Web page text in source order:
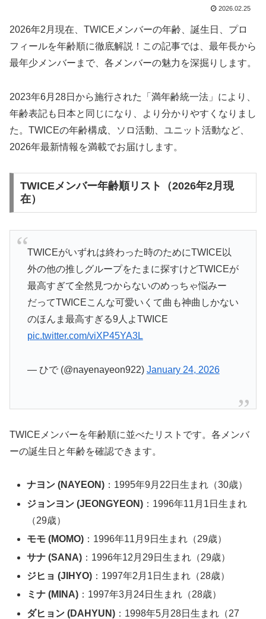
2026.02.25
2026年2月現在、TWICEメンバーの年齢、誕生日、プロ
フィールを年齢順に徹底解説！この記事では、最年長から
最年少メンバーまで、各メンバーの魅力を深掘りします。
2023年6月28日から施行された「満年齢統一法」により、
年齢表記も日本と同じになり、より分かりやすくなりまし
た。TWICEの年齢構成、ソロ活動、ユニット活動など、
2026年最新情報を満載でお届けします。
TWICEメンバー年齢順リスト（2026年2月現
在）
TWICEがいずれは終わった時のためにTWICE以
外の他の推しグループをたまに探すけどTWICEが
最高すぎて全然見つからないのめっちゃ悩みー
だってTWICEこんな可愛いくて曲も神曲しかない
のほんま最高すぎる9人よTWICE
pic.twitter.com/viXP45YA3L
— ひで (@nayenayeon922) January 24, 2026
TWICEメンバーを年齢順に並べたリストです。各メンバ
ーの誕生日と年齢を確認できます。
ナヨン (NAYEON) ：1995年9月22日生まれ（30歳）
ジョンヨン (JEONGYEON) ：1996年11月1日生まれ
（29歳）
モモ (MOMO) ：1996年11月9日生まれ（29歳）
サナ (SANA) ：1996年12月29日生まれ（29歳）
ジヒョ (JIHYO) ：1997年2月1日生まれ（28歳）
ミナ (MINA) ：1997年3月24日生まれ（28歳）
ダヒョン (DAHYUN) ：1998年5月28日生まれ（27